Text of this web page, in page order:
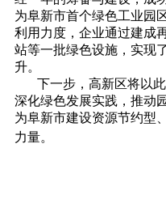
为阜新市首个绿色工业园
利用力度，企业通过建成
站等一批绿色设施，实现
升。
下一步，高新区将以
深化绿色发展实践，推动
为阜新市建设资源节约型
力量。